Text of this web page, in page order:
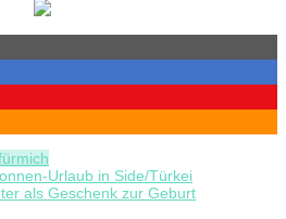
Urlaub in Side/Türkei
als Geschenk zur Geburt